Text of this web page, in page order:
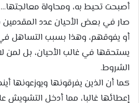
أصبحت تحيط به، ومحاولة معالجتها…
صار في بعض الأحيان عدد المقدمين
أو يفوقهم، وهذا بسبب التساهل في
يستحقها في غالب الأحيان، بل لمن
الشروط.
كما أن الذين يفرقونها ويوزعونها
إعطائها غالبا، مما أدخل التشويش